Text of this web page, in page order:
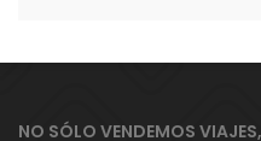
NO SÓLO VENDEMOS